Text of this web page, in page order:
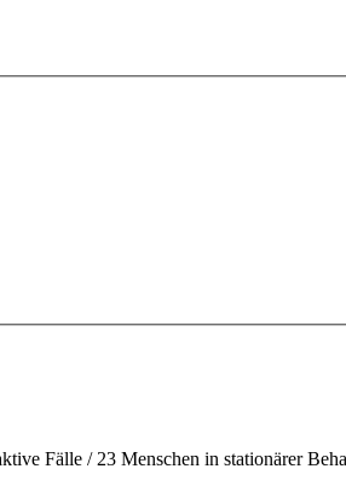
Fälle / 23 Menschen in stationärer